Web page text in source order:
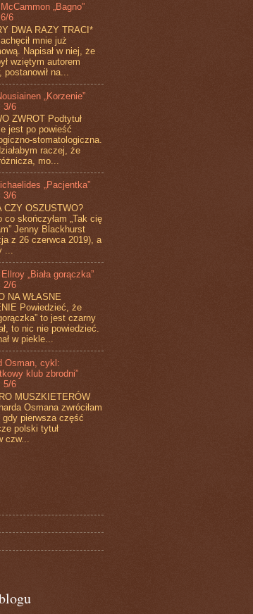
„Bagno”
6
DWA RAZY TRACI*
mnie już
Napisał w niej, że
wziętym autorem
na...
„Korzenie”
3/6
ZWROT Podtytuł
jest po powieść
stomatologiczna.
raczej, że
mo...
„Pacjentka”
3/6
CZY OSZUSTWO?
co skończyłam „Tak cię
Jenny Blackhurst
z 26 czerwca 2019), a
„Biała gorączka”
2/6
NA WŁASNE
Powiedzieć, że
to jest czarny
to nic nie powiedzieć.
w piekle...
Osman, cykl:
klub zbrodni”
5/6
MUSZKIETERÓW
Osmana zwróciłam
gdy pierwsza część
polski tytuł
czw...